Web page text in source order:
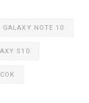
GALAXY NOTE 10
S10